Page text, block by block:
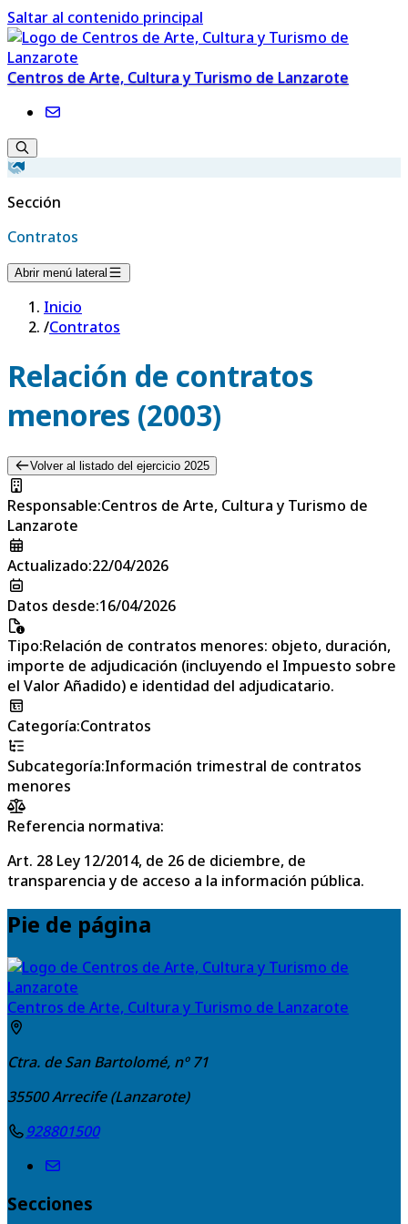
Saltar al contenido principal
Centros de Arte, Cultura y Turismo de Lanzarote
Sección
Contratos
Abrir menú lateral
Inicio
/Contratos
Relación de contratos
menores (2003)
Volver al listado del ejercicio 2025
Responsable:Centros de Arte, Cultura y Turismo de
Lanzarote
Actualizado:22/04/2026
Datos desde:16/04/2026
Tipo:Relación de contratos menores: objeto, duración,
importe de adjudicación (incluyendo el Impuesto sobre
el Valor Añadido) e identidad del adjudicatario.
Categoría:Contratos
Subcategoría:Información trimestral de contratos
menores
Referencia normativa:
Art. 28 Ley 12/2014, de 26 de diciembre, de
transparencia y de acceso a la información pública.
Pie de página
Centros de Arte, Cultura y Turismo de Lanzarote
Ctra. de San Bartolomé, nº 71
35500Arrecife (Lanzarote)
928801500
Secciones